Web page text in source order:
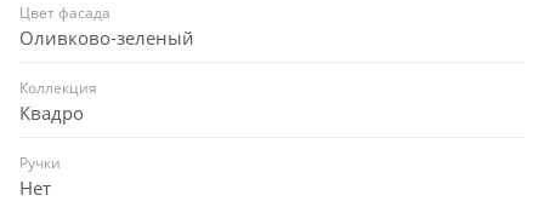
Цвет фасада
Оливково-зеленый
Коллекция
Квадро
Ручки
Нет